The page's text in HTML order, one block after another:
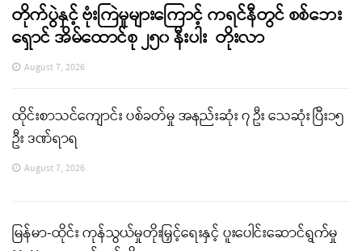
တိုက်ပွဲနှင့် ဗုံးကြဲမှုများကြောင့် ကရင်နီတွင် စစ်ဘေး
ရှောင် အိမ်ထောင်စု ၂၅၀ နီးပါး တိုးလာ
August 7, 2026
ထိုင်းစာသင်ကျောင်း ပစ်ခတ်မှု အနည်းဆုံး ၇ ဦး သေဆုံး ပြီး၁၅
ဦး ဒဏ်ရာရ
August 7, 2026
မြန်မာ-ထိုင်း ကုန်သွယ်မှုတိုးမြှင့်ရေးနှင့် ပူးပေါင်းဆောင်ရွက်မှု